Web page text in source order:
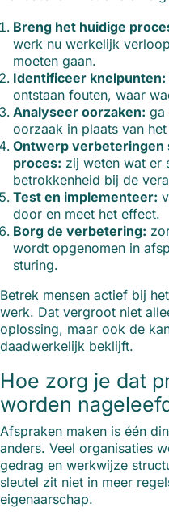
Breng het huidige
werk nu werkelijk
moeten gaan.
Identificeer knelpunten:
ontstaan fouten, waar
Analyseer oorzaken: ga
oorzaak in plaats van
Ontwerp verbeteringen
proces: zij weten wat er
betrokkenheid bij de
Test en implementeer:
door en meet het effect.
Borg de verbetering:
wordt opgenomen in
sturing.
Betrek mensen actief bij
werk. Dat vergroot niet
oplossing, maar ook de
daadwerkelijk beklijft.
Hoe zorg je dat
worden
Afspraken maken is één
anders. Veel organisaties
gedrag en werkwijze
sleutel zit niet in meer
eigenaarschap.